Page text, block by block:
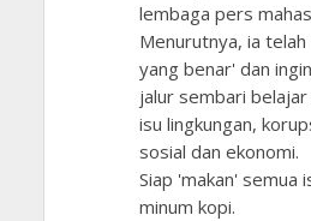
lembaga pers
Menurutnya, ia
yang benar' dan
jalur sembari
isu lingkungan,
sosial dan ekonomi.
Siap 'makan' semua
minum kopi.